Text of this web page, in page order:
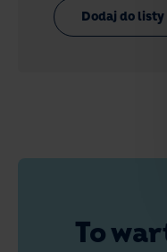
Dodaj do listy
To